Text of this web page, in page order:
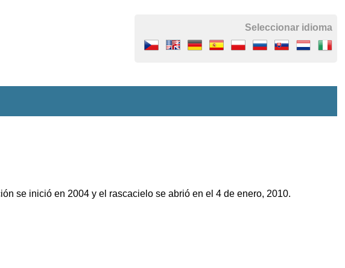
Seleccionar idioma
se inició en 2004 y el rascacielo se abrió en el 4 de enero, 2010.